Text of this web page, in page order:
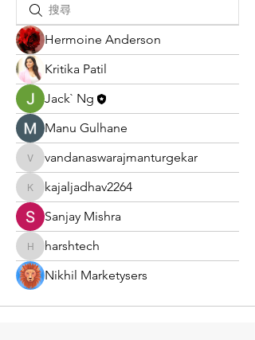
Hermoine Anderson
Kritika Patil
Jack` Ng
Manu Gulhane
vandanaswarajmanturgekar
vandanaswarajmanturgekar
kajaljadhav2264
kajaljadhav2264
Sanjay Mishra
harshtech
harshtech
Nikhil Marketysers